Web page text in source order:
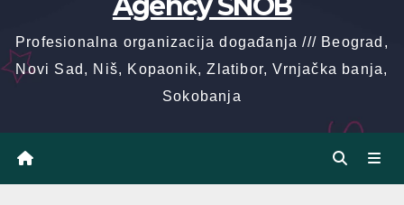
Profesionalna organizacija događanja /// Beograd,
Novi Sad, Niš, Kopaonik, Zlatibor, Vrnjačka banja,
Sokobanja